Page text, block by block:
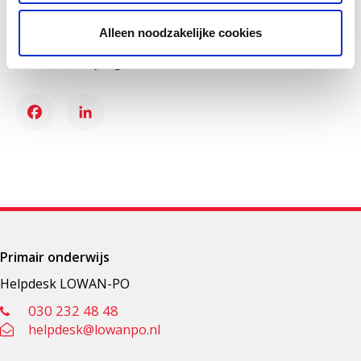
Alleen noodzakelijke cookies
Deel deze pagina
FacebookLinkedIn
Primair onderwijs
Helpdesk LOWAN-PO
030 232 48 48
helpdesk@lowanpo.nl